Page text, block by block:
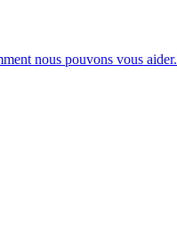
nous pouvons vous aider.